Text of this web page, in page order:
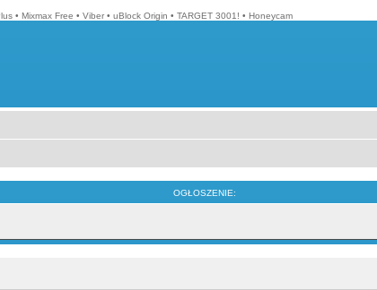
• Mixmax Free • Viber • uBlock Origin • TARGET 3001! • Honeycam
OGŁOSZENIE: